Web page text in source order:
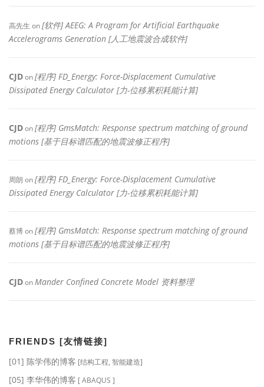
高先生 on[软件] AEEG: A Program for Artificial Earthquake
Accelerograms Generation [人工地震波合成软件]
CJDon[程序] FD_Energy: Force-Displacement Cumulative
Dissipated Energy Calculator [力-位移累积耗能计算]
CJDon[程序] GmsMatch: Response spectrum matching of ground
motions [基于目标谱匹配的地震波修正程序]
周朗 on[程序] FD_Energy: Force-Displacement Cumulative
Dissipated Energy Calculator [力-位移累积耗能计算]
蔡博on[程序] GmsMatch: Response spectrum matching of ground
motions [基于目标谱匹配的地震波修正程序]
CJDonMander Confined Concrete Model 资料整理
FRIENDS [友情链接]
[01] 陈学伟的博客 [结构工程, 智能建造]
[05] 李华伟的博客 [ ABAQUS ]